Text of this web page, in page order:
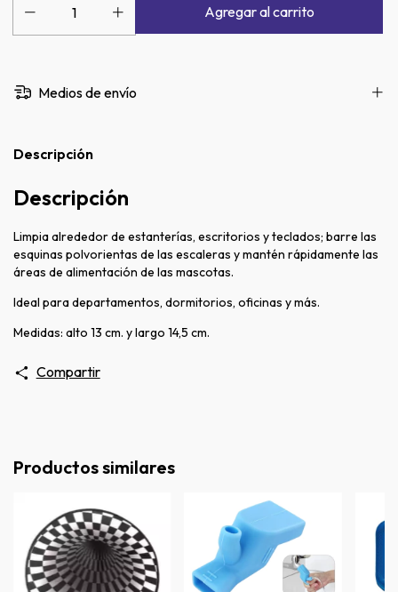
Medios de envío
Descripción
Descripción
Limpia alrededor de estanterías, escritorios y teclados; barre las
esquinas polvorientas de las escaleras y mantén rápidamente las
áreas de alimentación de las mascotas.
Ideal para departamentos, dormitorios, oficinas y más.
Medidas: alto 13 cm. y largo 14,5 cm.
Compartir
Productos similares